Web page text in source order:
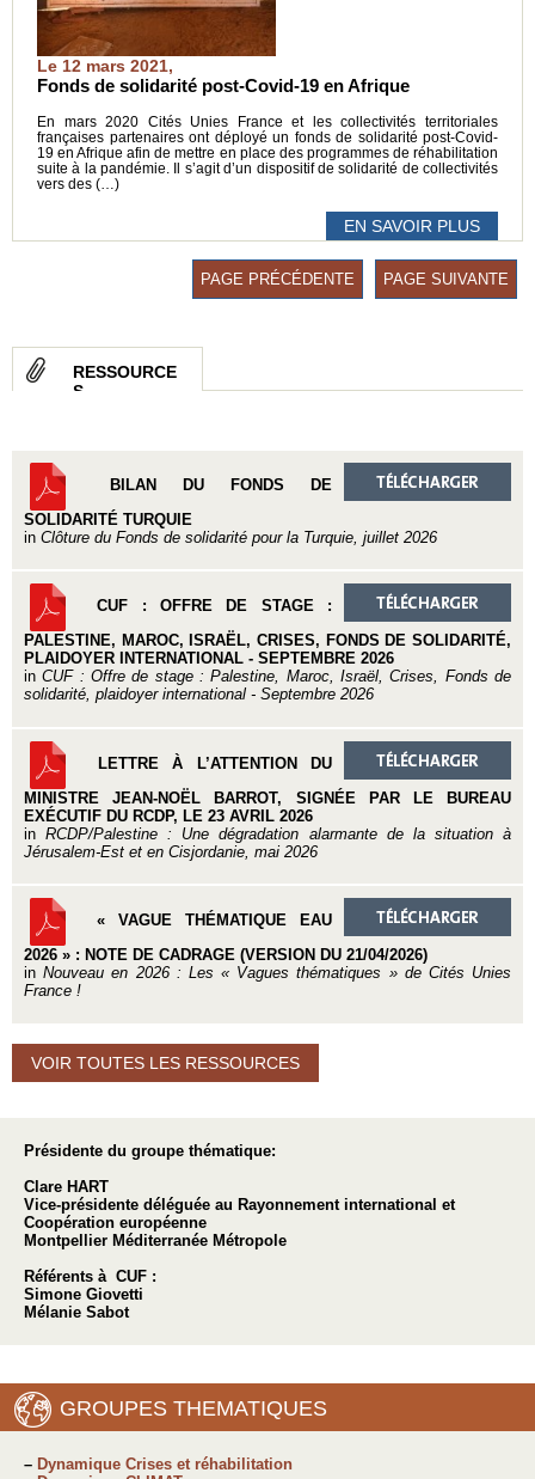
Le 12 mars 2021,
Fonds de solidarité post-Covid-19 en Afrique
En mars 2020 Cités Unies France et les collectivités territoriales
françaises partenaires ont déployé un fonds de solidarité post-Covid-
19 en Afrique afin de mettre en place des programmes de réhabilitation
suite à la pandémie. Il s’agit d’un dispositif de solidarité de collectivités
vers des (…)
EN SAVOIR PLUS
PAGE PRÉCÉDENTE PAGE SUIVANTE
RESSOURCE
S
BILAN DU FONDS DE
SOLIDARITÉ TURQUIE
in Clôture du Fonds de solidarité pour la Turquie, juillet 2026
CUF : OFFRE DE STAGE :
PALESTINE, MAROC, ISRAËL, CRISES, FONDS DE SOLIDARITÉ,
PLAIDOYER INTERNATIONAL - SEPTEMBRE 2026
inCUF : Offre de stage : Palestine, Maroc, Israël, Crises, Fonds de
solidarité, plaidoyer international - Septembre 2026
LETTRE À L’ATTENTION DU
MINISTRE JEAN-NOËL BARROT, SIGNÉE PAR LE BUREAU
EXÉCUTIF DU RCDP, LE 23 AVRIL 2026
inRCDP/Palestine : Une dégradation alarmante de la situation à
Jérusalem-Est et en Cisjordanie, mai 2026
« VAGUE THÉMATIQUE EAU
2026 » : NOTE DE CADRAGE (VERSION DU 21/04/2026)
inNouveau en 2026 : Les « Vagues thématiques » de Cités Unies
France !
VOIR TOUTES LES RESSOURCES
Présidente du groupe thématique:
Clare HART
Vice-présidente déléguée au Rayonnement international et
Coopération européenne
Montpellier Méditerranée Métropole
Référents à CUF :
Simone Giovetti
Mélanie Sabot
GROUPES THEMATIQUES
– Dynamique Crises et réhabilitation